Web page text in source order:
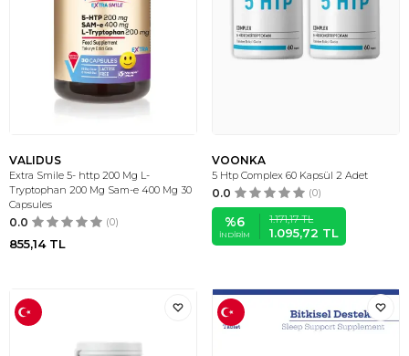
VALIDUS
Extra Smile 5- http 200 Mg L-
Tryptophan 200 Mg Sam-e 400 Mg 30
Capsules
0.0 (0)
855,14TL
VOONKA
5 Htp Complex 60 Kapsül 2 Adet
0.0 (0)
%6
İNDIRIM
1.171,17TL
1.095,72 TL